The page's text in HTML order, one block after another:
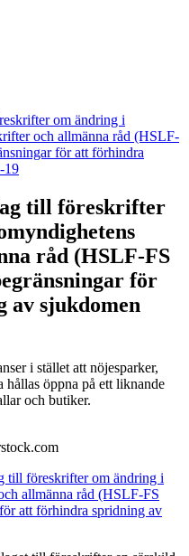
om ändring i
och allmänna råd (HSLF-
för att förhindra
19
till föreskrifter
råd (HSLF-FS
för
sjukdomen
i stället att nöjesparker,
öppna på ett liknande
och butiker.
till föreskrifter om ändring i
allmänna råd (HSLF-FS
att förhindra spridning av